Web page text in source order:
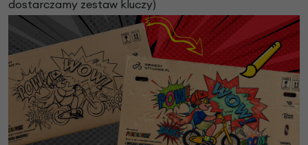
dostarczamy zestaw kluczy)